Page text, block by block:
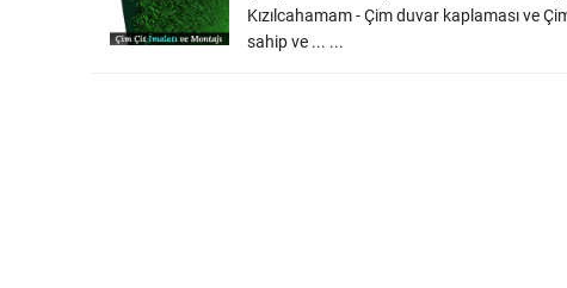
Kızılcahamam - Çim duvar kaplaması ve
sahip ve ... ...